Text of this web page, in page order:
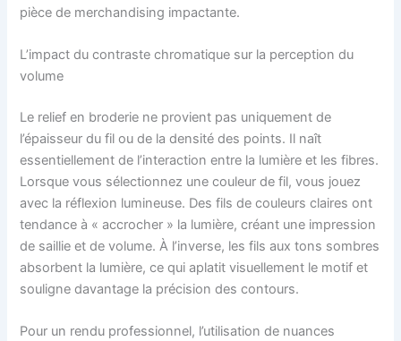
pièce de merchandising impactante.
L’impact du contraste chromatique sur la perception du
volume
Le relief en broderie ne provient pas uniquement de
l’épaisseur du fil ou de la densité des points. Il naît
essentiellement de l’interaction entre la lumière et les fibres.
Lorsque vous sélectionnez une couleur de fil, vous jouez
avec la réflexion lumineuse. Des fils de couleurs claires ont
tendance à « accrocher » la lumière, créant une impression
de saillie et de volume. À l’inverse, les fils aux tons sombres
absorbent la lumière, ce qui aplatit visuellement le motif et
souligne davantage la précision des contours.
Pour un rendu professionnel, l’utilisation de nuances